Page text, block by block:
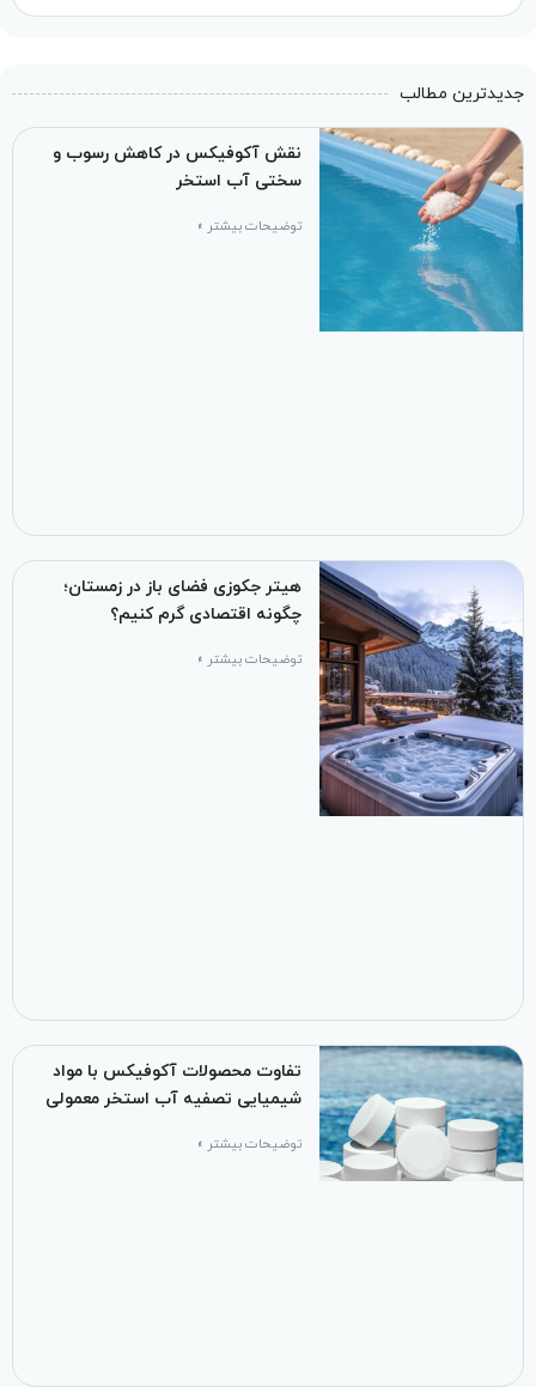
جدیدترین مطالب
نقش آکوفیکس در کاهش رسوب و
سختی آب استخر
توضیحات بیشتر »
هیتر جکوزی فضای باز در زمستان؛
چگونه اقتصادی گرم کنیم؟
توضیحات بیشتر »
تفاوت محصولات آکوفیکس با مواد
شیمیایی تصفیه آب استخر معمولی
توضیحات بیشتر »